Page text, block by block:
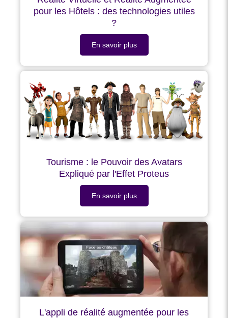
pour les Hôtels : des technologies utiles
?
En savoir plus
Tourisme : le Pouvoir des Avatars
Expliqué par l'Effet Proteus
En savoir plus
L'appli de réalité augmentée pour les